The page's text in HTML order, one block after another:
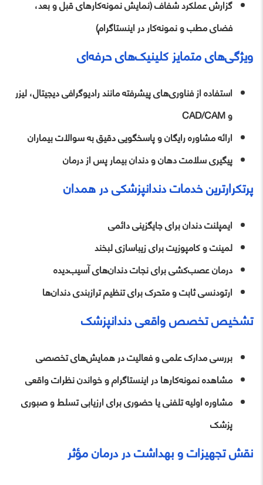
گزارش عملکرد شفاف (نمایش نمونه‌کارهای قبل و بعد،
فضای مطب و نمونه‌کار در اینستاگرام)
ویژگی‌های متمایز کلینیک‌های حرفه‌ای
استفاده از فناوری‌های پیشرفته مانند رادیوگرافی دیجیتال، لیزر
و CAD/CAM
ارائه مشاوره رایگان و پاسخگویی دقیق به سوالات بیماران
پیگیری سلامت دهان و دندان بیمار پس از درمان
پرتکرارترین خدمات دندانپزشکی در همدان
ایمپلنت دندان برای جایگزینی دائمی
لمینت و کامپوزیت برای زیباسازی لبخند
درمان عصب‌کشی برای نجات دندان‌های آسیب‌دیده
ارتودنسی ثابت و متحرک برای تنظیم ترازبندی دندان‌ها
تشخیص تخصص واقعی دندانپزشک
بررسی مدارک علمی و فعالیت در همایش‌های تخصصی
مشاهده نمونه‌کارها در اینستاگرام و خواندن نظرات واقعی
مشاوره اولیه تلفنی یا حضوری برای ارزیابی تسلط و صبوری
پزشک
نقش تجهیزات و بهداشت در درمان مؤثر